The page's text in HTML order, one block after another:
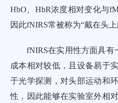
HbO、HbR浓度相对变化与
因此fNIRS常被称为“戴在头上
fNIRS在实用性方面具有
成本相对较低，且设备易于
于光学探测，对头部运动和
性，因此能够在实验室外相